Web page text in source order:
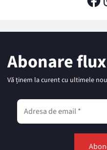
Abonare
Vă ținem la curent cu ultimele